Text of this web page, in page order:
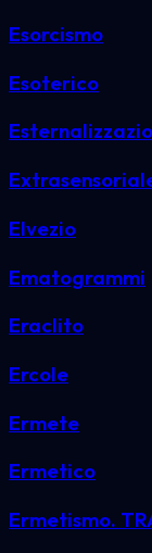
Esorcismo
Esoterico
Elvezio
Ematogrammi
Eraclito
Ercole
Ermete
Ermetico
Ermetismo.